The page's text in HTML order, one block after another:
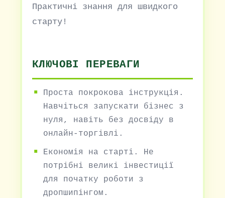
Практичні знання для швидкого
старту!
КЛЮЧОВІ ПЕРЕВАГИ
Проста покрокова інструкція.
Навчіться запускати бізнес з
нуля, навіть без досвіду в
онлайн-торгівлі.
Економія на старті. Не
потрібні великі інвестиції
для початку роботи з
дропшипінгом.